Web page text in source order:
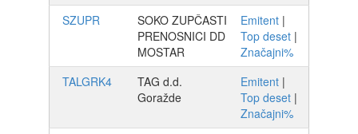
SZUPR
SOKO ZUPČASTI
PRENOSNICI DD
MOSTAR
Emitent |
Top deset |
Značajni%
TALGRK4
TAG d.d.
Goražde
Emitent |
Top deset |
Značajni%